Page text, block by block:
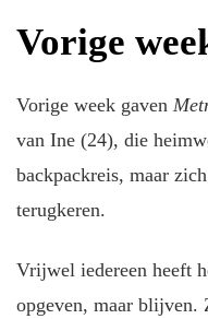
Vorige
Vorige week gaven
van Ine (24), die
backpackreis, maar
terugkeren.
Vrijwel iedereen heeft
opgeven, maar blijven.